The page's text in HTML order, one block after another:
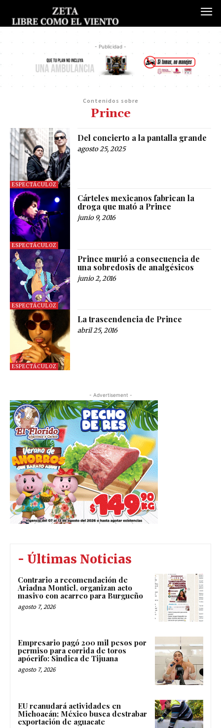
- Publicidad -
Contenidos sobre
Prince
ESPECTÁCULOZ
Del concierto a la pantalla grande
agosto 25, 2025
ESPECTÁCULOZ
Cárteles mexicanos fabrican la
droga que mató a Prince
junio 9, 2016
ESPECTÁCULOZ
Prince murió a consecuencia de
una sobredosis de analgésicos
junio 2, 2016
ESPECTÁCULOZ
La trascendencia de Prince
abril 25, 2016
- Advertisement -
- Últimas Noticias
Contrario a recomendación de
Ariadna Montiel, organizan acto
masivo con acarreo para Burgueño
agosto 7, 2026
Empresario pagó 200 mil pesos por
permiso para corrida de toros
apócrifo: Sindica de Tijuana
agosto 7, 2026
EU reanudará actividades en
Michoacán; México busca destrabar
exportación de aguacate